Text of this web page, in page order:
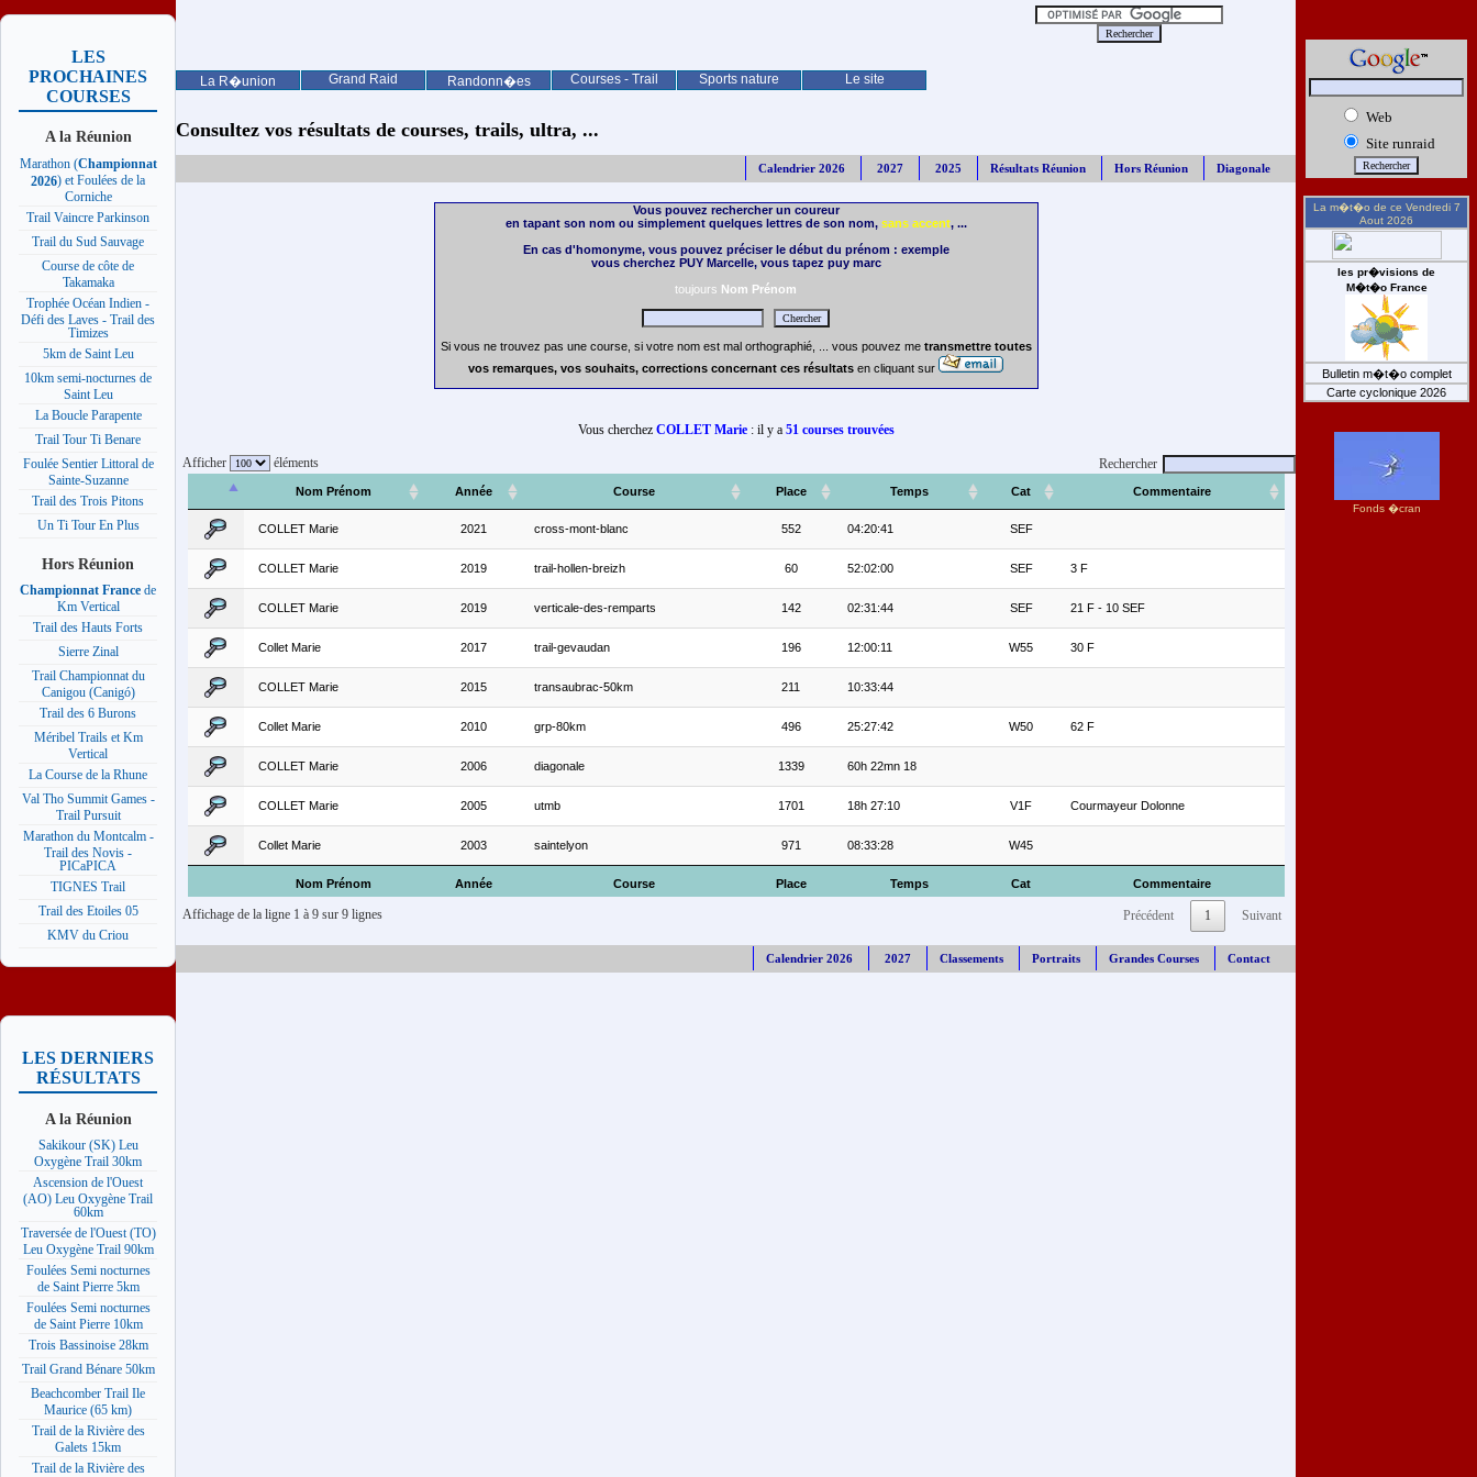
La R�union Grand Raid Randonn�es Courses - Trail Sports nature Le site
LES
PROCHAINES
COURSES
A la Réunion
Marathon (Championnat
2026) et Foulées de la
Corniche
Trail Vaincre Parkinson
Trail du Sud Sauvage
Course de côte de
Takamaka
Trophée Océan Indien -
Défi des Laves - Trail des
Timizes
5km de Saint Leu
10km semi-nocturnes de
Saint Leu
La Boucle Parapente
Trail Tour Ti Benare
Foulée Sentier Littoral de
Sainte-Suzanne
Trail des Trois Pitons
Un Ti Tour En Plus
Hors Réunion
Championnat France de
Km Vertical
Trail des Hauts Forts
Sierre Zinal
Trail Championnat du
Canigou (Canigó)
Trail des 6 Burons
Méribel Trails et Km
Vertical
La Course de la Rhune
Val Tho Summit Games -
Trail Pursuit
Marathon du Montcalm -
Trail des Novis -
PICaPICA
TIGNES Trail
Trail des Etoiles 05
KMV du Criou
LES DERNIERS
RÉSULTATS
A la Réunion
Sakikour (SK) Leu
Oxygène Trail 30km
Ascension de l'Ouest
(AO) Leu Oxygène Trail
60km
Traversée de l'Ouest (TO)
Leu Oxygène Trail 90km
Foulées Semi nocturnes
de Saint Pierre 5km
Foulées Semi nocturnes
de Saint Pierre 10km
Trois Bassinoise 28km
Trail Grand Bénare 50km
Beachcomber Trail Ile
Maurice (65 km)
Trail de la Rivière des
Galets 15km
Trail de la Rivière des
Consultez vos résultats de courses, trails, ultra, ...
Calendrier 2026 2027 2025 Résultats Réunion Hors Réunion Diagonale
Vous pouvez rechercher un coureur
en tapant son nom ou simplement quelques lettres de son nom, sans accent, ...
En cas d'homonyme, vous pouvez préciser le début du prénom : exemple
vous cherchez PUY Marcelle, vous tapez puy marc
toujours Nom Prénom
Si vous ne trouvez pas une course, si votre nom est mal orthographié, ... vous pouvez me transmettre toutes
vos remarques, vos souhaits, corrections concernant ces résultats en cliquant sur
Vous cherchez COLLET Marie: il y a 51 courses trouvées
Afficher éléments Rechercher
Nom Prénom Année Course Place Temps Cat Commentaire
Nom Prénom Année Course Place Temps Cat Commentaire
COLLET Marie 2021 cross-mont-blanc 552 04:20:41 SEF
COLLET Marie 2019 trail-hollen-breizh 60 52:02:00 SEF 3 F
COLLET Marie 2019 verticale-des-remparts 142 02:31:44 SEF 21 F - 10 SEF
Collet Marie 2017 trail-gevaudan 196 12:00:11 W55 30 F
COLLET Marie 2015 transaubrac-50km 211 10:33:44
Collet Marie 2010 grp-80km 496 25:27:42 W50 62 F
COLLET Marie 2006 diagonale 1339 60h 22mn 18
COLLET Marie 2005 utmb 1701 18h 27:10 V1F Courmayeur Dolonne
Collet Marie 2003 saintelyon 971 08:33:28 W45
Affichage de la ligne 1 à 9 sur 9 lignes Précédent 1 Suivant
Calendrier 2026 2027 Classements Portraits Grandes Courses Contact
Web
Site runraid
La m�t�o de ce Vendredi 7
Aout 2026
les pr�visions de
M�t�o France
Bulletin m�t�o complet
Carte cyclonique 2026
Fonds �cran